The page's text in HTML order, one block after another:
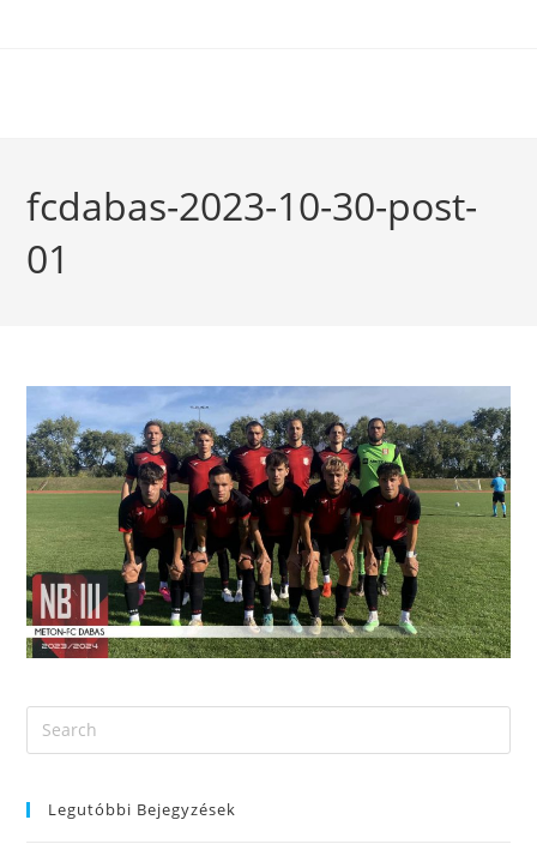
fcdabas-2023-10-30-post-
01
Legutóbbi Bejegyzések